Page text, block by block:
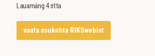
Lauamäng 4 ritta
vaata asukohta RIKSwebist